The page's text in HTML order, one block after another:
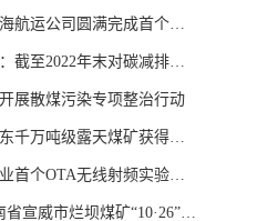
公司圆满完成首个澳大利亚进
2022年末对碳减排、煤炭清洁
展散煤污染专项整治行动
万吨级露天煤矿获得核准
个OTA无线射频实验室建成
威市烂坝煤矿“10·26”瞒报事